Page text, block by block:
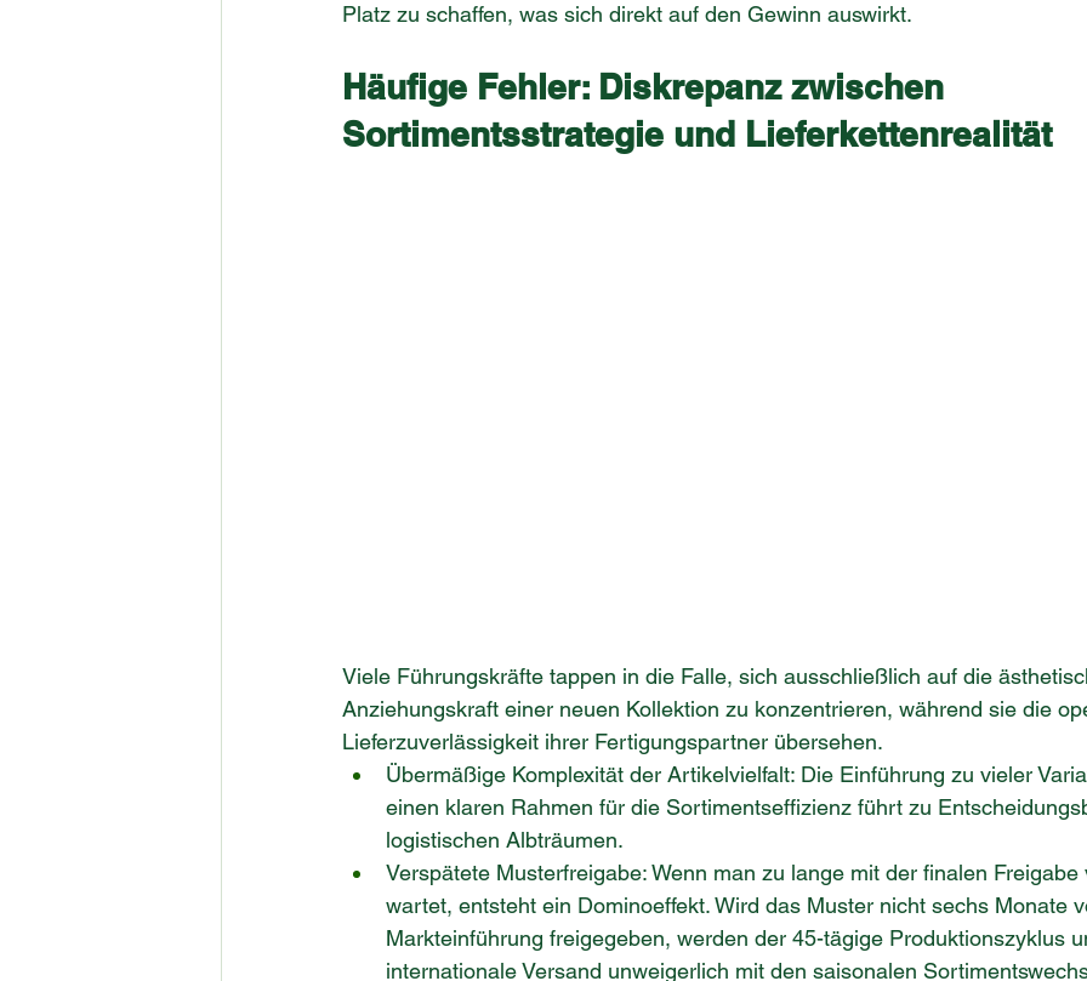
Platz zu schaffen, was sich direkt auf den Gewinn auswirkt.
Häufige Fehler: Diskrepanz zwischen
Sortimentsstrategie und Lieferkettenrealität
Viele Führungskräfte tappen in die Falle, sich ausschließlich auf die
Anziehungskraft einer neuen Kollektion zu konzentrieren, während sie die
Lieferzuverlässigkeit ihrer Fertigungspartner übersehen.
Übermäßige Komplexität der Artikelvielfalt: Die Einführung zu vieler
einen klaren Rahmen für die Sortimentseffizienz führt zu
logistischen Albträumen.
Verspätete Musterfreigabe: Wenn man zu lange mit der finalen Freigabe
wartet, entsteht ein Dominoeffekt. Wird das Muster nicht sechs Monate
Markteinführung freigegeben, werden der 45-tägige Produktionszyklus
internationale Versand unweigerlich mit den saisonalen